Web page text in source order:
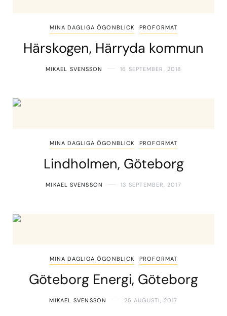
MINA DAGLIGA ÖGONBLICK PROFORMAT
Härskogen, Härryda kommun
MIKAEL SVENSSON 16 SEPTEMBER, 2018
MINA DAGLIGA ÖGONBLICK PROFORMAT
Lindholmen, Göteborg
MIKAEL SVENSSON 13 SEPTEMBER, 2017
MINA DAGLIGA ÖGONBLICK PROFORMAT
Göteborg Energi, Göteborg
MIKAEL SVENSSON 25 AUGUSTI, 2017